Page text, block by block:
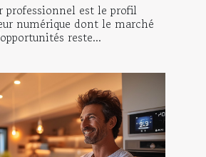
professionnel est le profil
numérique dont le marché
reste...